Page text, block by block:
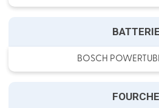
BATTERIE
BOSCH
FOURCHE